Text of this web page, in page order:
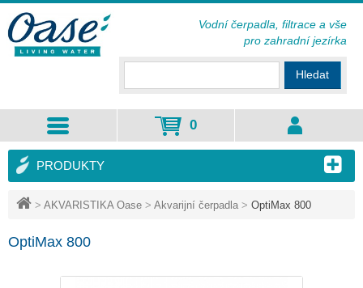
> AKVARISTIKA Oase > Akvarijní čerpadla > OptiMax 800
OptiMax 800
PRODUKTY
Hledat
0
Vodní čerpadla, filtrace a vše
pro zahradní jezírka